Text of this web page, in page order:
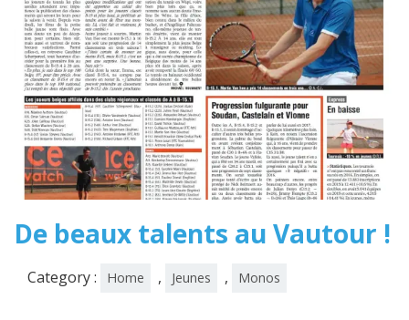
De beaux talents au Vautour !
Category : Home , Jeunes , Monos